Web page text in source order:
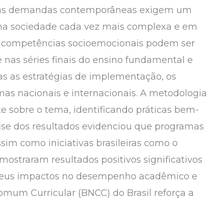
demandas contemporâneas exigem um
sociedade cada vez mais complexa e em
socioemocionais podem ser
séries finais do ensino fundamental e
as estratégias de implementação, os
nacionais e internacionais. A metodologia
sobre o tema, identificando práticas bem-
dos resultados evidenciou que programas
como iniciativas brasileiras como o
resultados positivos significativos
impactos no desempenho acadêmico e
Curricular (BNCC) do Brasil reforça a